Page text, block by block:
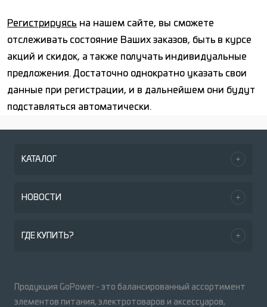
Регистрируясь на нашем сайте, вы сможете
отслеживать состояние Ваших заказов, быть в курсе
акций и скидок, а также получать индивидуальные
предложения. Достаточно однократно указать свои
данные при регистрации, и в дальнейшем они будут
подставляться автоматически.
КАТАЛОГ
НОВОСТИ
ГДЕ КУПИТЬ?
Продукция GoPower - это балансированный ассортимент
элементов питания, электротоваров и аксессуаров,